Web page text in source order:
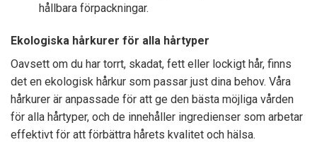
hållbara förpackningar.
Ekologiska hårkurer för alla hårtyper
Oavsett om du har torrt, skadat, fett eller lockigt hår, finns
det en ekologisk hårkur som passar just dina behov. Våra
hårkurer är anpassade för att ge den bästa möjliga vården
för alla hårtyper, och de innehåller ingredienser som arbetar
effektivt för att förbättra hårets kvalitet och hälsa.